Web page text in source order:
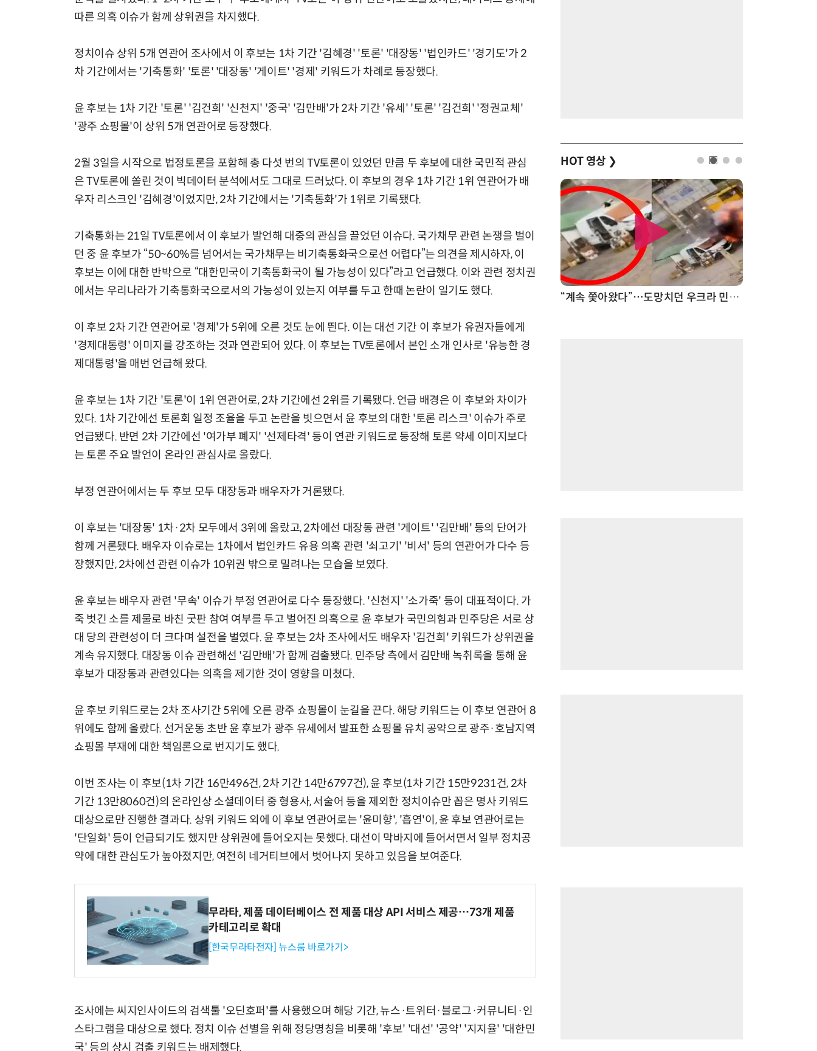
따른 의혹 이슈가 함께 상위권을 차지했다.
정치이슈 상위 5개 연관어 조사에서 이 후보는 1차 기간 '김혜경' '토론' '대장동' '법인카드' '경기도'가 2
차 기간에서는 '기축통화' '토론' '대장동' '게이트' '경제' 키워드가 차례로 등장했다.
윤 후보는 1차 기간 '토론' '김건희' '신천지' '중국' '김만배'가 2차 기간 '유세' '토론' '김건희' '정권교체'
'광주 쇼핑몰'이 상위 5개 연관어로 등장했다.
2월 3일을 시작으로 법정토론을 포함해 총 다섯 번의 TV토론이 있었던 만큼 두 후보에 대한 국민적 관심
은 TV토론에 쏠린 것이 빅데이터 분석에서도 그대로 드러났다. 이 후보의 경우 1차 기간 1위 연관어가 배
우자 리스크인 '김혜경'이었지만, 2차 기간에서는 '기축통화'가 1위로 기록됐다.
기축통화는 21일 TV토론에서 이 후보가 발언해 대중의 관심을 끌었던 이슈다. 국가채무 관련 논쟁을 벌이
던 중 윤 후보가 “50~60%를 넘어서는 국가채무는 비기축통화국으로선 어렵다”는 의견을 제시하자, 이
후보는 이에 대한 반박으로 “대한민국이 기축통화국이 될 가능성이 있다”라고 언급했다. 이와 관련 정치권
에서는 우리나라가 기축통화국으로서의 가능성이 있는지 여부를 두고 한때 논란이 일기도 했다.
이 후보 2차 기간 연관어로 '경제'가 5위에 오른 것도 눈에 띈다. 이는 대선 기간 이 후보가 유권자들에게
'경제대통령' 이미지를 강조하는 것과 연관되어 있다. 이 후보는 TV토론에서 본인 소개 인사로 '유능한 경
제대통령'을 매번 언급해 왔다.
윤 후보는 1차 기간 '토론'이 1위 연관어로, 2차 기간에선 2위를 기록됐다. 언급 배경은 이 후보와 차이가
있다. 1차 기간에선 토론회 일정 조율을 두고 논란을 빗으면서 윤 후보의 대한 '토론 리스크' 이슈가 주로
언급됐다. 반면 2차 기간에선 '여가부 폐지' '선제타격' 등이 연관 키워드로 등장해 토론 약세 이미지보다
는 토론 주요 발언이 온라인 관심사로 올랐다.
부정 연관어에서는 두 후보 모두 대장동과 배우자가 거론됐다.
이 후보는 '대장동' 1차·2차 모두에서 3위에 올랐고, 2차에선 대장동 관련 '게이트' '김만배' 등의 단어가
함께 거론됐다. 배우자 이슈로는 1차에서 법인카드 유용 의혹 관련 '쇠고기' '비서' 등의 연관어가 다수 등
장했지만, 2차에선 관련 이슈가 10위권 밖으로 밀려나는 모습을 보였다.
윤 후보는 배우자 관련 '무속' 이슈가 부정 연관어로 다수 등장했다. '신천지' '소가죽' 등이 대표적이다. 가
죽 벗긴 소를 제물로 바친 굿판 참여 여부를 두고 벌어진 의혹으로 윤 후보가 국민의힘과 민주당은 서로 상
대 당의 관련성이 더 크다며 설전을 벌였다. 윤 후보는 2차 조사에서도 배우자 '김건희' 키워드가 상위권을
계속 유지했다. 대장동 이슈 관련해선 '김만배'가 함께 검출됐다. 민주당 측에서 김만배 녹취록을 통해 윤
후보가 대장동과 관련있다는 의혹을 제기한 것이 영향을 미쳤다.
윤 후보 키워드로는 2차 조사기간 5위에 오른 광주 쇼핑몰이 눈길을 끈다. 해당 키워드는 이 후보 연관어 8
위에도 함께 올랐다. 선거운동 초반 윤 후보가 광주 유세에서 발표한 쇼핑몰 유치 공약으로 광주·호남지역
쇼핑몰 부재에 대한 책임론으로 번지기도 했다.
이번 조사는 이 후보(1차 기간 16만496건, 2차 기간 14만6797건), 윤 후보(1차 기간 15만9231건, 2차
기간 13만8060건)의 온라인상 소셜데이터 중 형용사, 서술어 등을 제외한 정치이슈만 꼽은 명사 키워드
대상으로만 진행한 결과다. 상위 키워드 외에 이 후보 연관어로는 '윤미향', '흡연'이, 윤 후보 연관어로는
'단일화' 등이 언급되기도 했지만 상위권에 들어오지는 못했다. 대선이 막바지에 들어서면서 일부 정치공
약에 대한 관심도가 높아졌지만, 여전히 네거티브에서 벗어나지 못하고 있음을 보여준다.
무라타, 제품 데이터베이스 전 제품 대상 API 서비스 제공…73개 제품
카테고리로 확대
[한국무라타전자] 뉴스룸 바로가기>
조사에는 씨지인사이드의 검색툴 '오딘호퍼'를 사용했으며 해당 기간, 뉴스·트위터·블로그·커뮤니티·인
스타그램을 대상으로 했다. 정치 이슈 선별을 위해 정당명칭을 비롯해 '후보' '대선' '공약' '지지율' '대한민
국' 등의 상시 검출 키워드는 배제했다.
HOT 영상 ❯
거미줄 쏘고 자동 회수까지…현실판 스파이더맨 웹 슈터 “계속 쫓아왔다”…도망치던 우크라 민간인 공격한 러 자폭 드론